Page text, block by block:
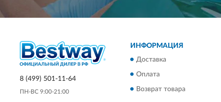
8 (499) 501-11-64
ПН-ВС 9:00-21:00
ИНФОРМАЦИЯ
Доставка
Оплата
Возврат товара